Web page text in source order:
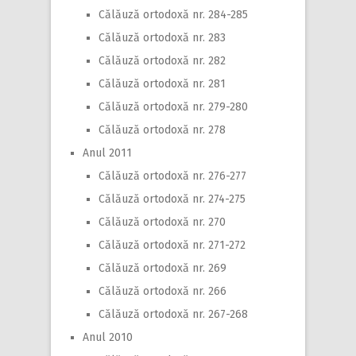
Călăuză ortodoxă nr. 284-285
Călăuză ortodoxă nr. 283
Călăuză ortodoxă nr. 282
Călăuză ortodoxă nr. 281
Călăuză ortodoxă nr. 279-280
Călăuză ortodoxă nr. 278
Anul 2011
Călăuză ortodoxă nr. 276-277
Călăuză ortodoxă nr. 274-275
Călăuză ortodoxă nr. 270
Călăuză ortodoxă nr. 271-272
Călăuză ortodoxă nr. 269
Călăuză ortodoxă nr. 266
Călăuză ortodoxă nr. 267-268
Anul 2010